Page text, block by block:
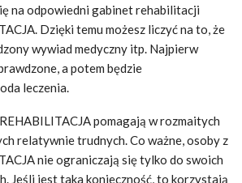
na odpowiedni gabinet rehabilitacji
Dzięki temu możesz liczyć na to, że
wywiad medyczny itp. Najpierw
a potem będzie
leczenia.
pomagają w rozmaitych
relatywnie trudnych. Co ważne, osoby z
nie ograniczają się tylko do swoich
Jeśli jest taka konieczność, to korzystają